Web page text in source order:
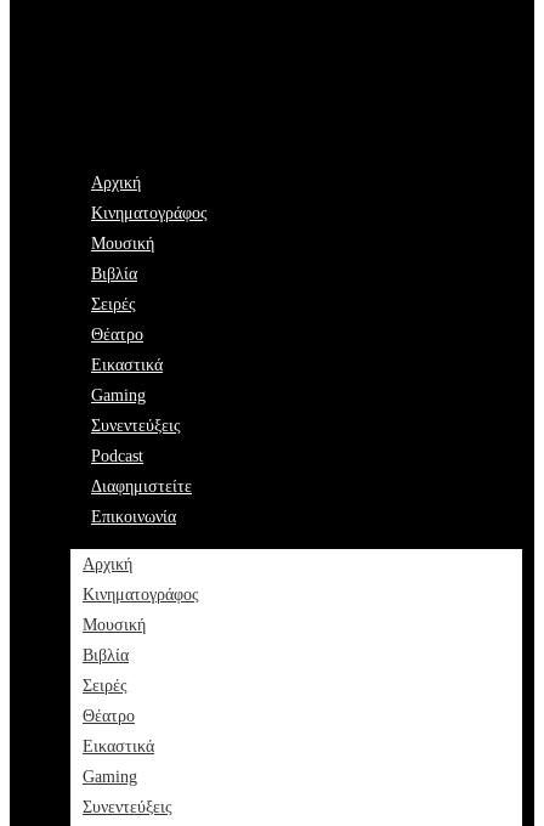
Αρχική
Κινηματογράφος
Μουσική
Βιβλία
Σειρές
Θέατρο
Εικαστικά
Gaming
Συνεντεύξεις
Podcast
Διαφημιστείτε
Επικοινωνία
Αρχική
Κινηματογράφος
Μουσική
Βιβλία
Σειρές
Θέατρο
Εικαστικά
Gaming
Συνεντεύξεις